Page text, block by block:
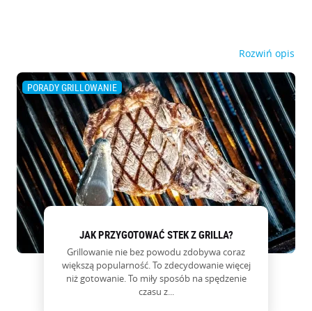
Rozwiń opis
PORADY GRILLOWANIE
JAK PRZYGOTOWAĆ STEK Z GRILLA?
Grillowanie nie bez powodu zdobywa coraz
większą popularność. To zdecydowanie więcej
niż gotowanie. To miły sposób na spędzenie
czasu z...